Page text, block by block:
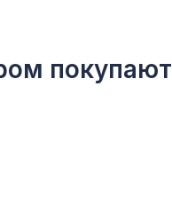
покупают